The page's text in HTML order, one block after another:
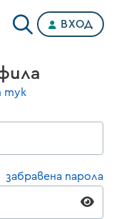
ВХОД
тук
забравена парола